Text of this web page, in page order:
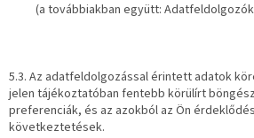
(a továbbiakban együtt:
5.3. Az adatfeldolgozással érintett adatok
jelen tájékoztatóban fentebb körülírt
preferenciák, és az azokból az Ön
következtetések.